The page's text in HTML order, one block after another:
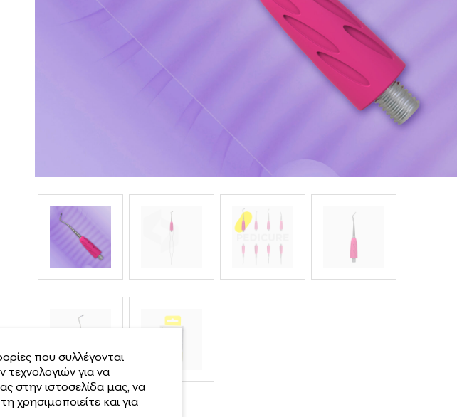
που συλλέγονται
για να
στην ιστοσελίδα μας, να
χρησιμοποιείτε και για